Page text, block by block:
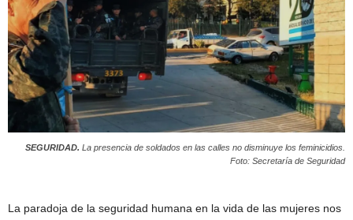
SEGURIDAD. La presencia de soldados en las calles no disminuye los feminicidios.
Foto: Secretaría de Seguridad
La paradoja de la seguridad humana en la vida de las mujeres nos